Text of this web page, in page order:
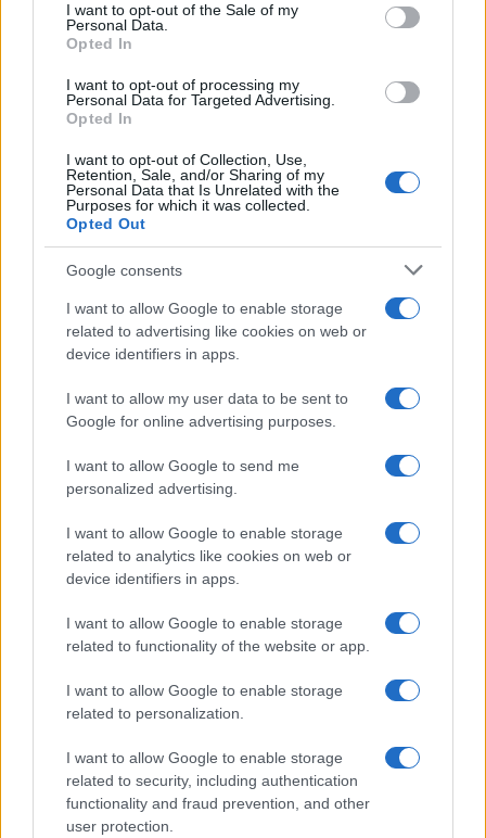
I want to opt-out of the Sale of my
Personal Data.
Opted In
I want to opt-out of processing my
Personal Data for Targeted Advertising.
Opted In
I want to opt-out of Collection, Use,
Retention, Sale, and/or Sharing of my
Personal Data that Is Unrelated with the
Purposes for which it was collected.
Opted Out
Google consents
I want to allow Google to enable storage
related to advertising like cookies on web or
device identifiers in apps.
I want to allow my user data to be sent to
Google for online advertising purposes.
I want to allow Google to send me
personalized advertising.
I want to allow Google to enable storage
related to analytics like cookies on web or
device identifiers in apps.
I want to allow Google to enable storage
related to functionality of the website or app.
I want to allow Google to enable storage
related to personalization.
I want to allow Google to enable storage
related to security, including authentication
functionality and fraud prevention, and other
user protection.
che rappresenta non un semplice passo falso ma
l’occasione per aver gettato la maschera.
#OCCUPAZIONI
#PALAZZO OCCUPATO
Pagina
Precedente
PAGINA
Leggi i commenti
SEDUTE SATIRICHE
Vignetta del 07/08/2026
Vai all'archivio delle vignette
Più lodi al Sud che al Nord (e
relativi bonus). La maturità
ormai è una barzelletta
Il sistema non premia il merito ma la latitudine in